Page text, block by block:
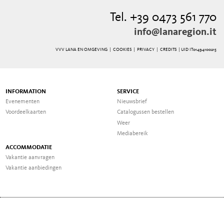
Tel. +39 0473 561 770
info@lanaregion.it
VVV LANA EN OMGEVING | COOKIES| PRIVACY| CREDITS | UID IT01494100215
INFORMATION
Evenementen
Voordeelkaarten
SERVICE
Nieuwsbrief
Catalogussen bestellen
Weer
Mediabereik
ACCOMMODATIE
Vakantie aanvragen
Vakantie aanbiedingen